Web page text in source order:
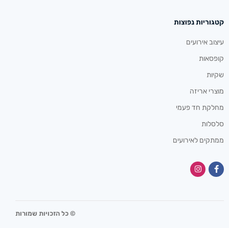
קטגוריות נפוצות
עיצוב אירועים
קופסאות
שקיות
מוצרי אריזה
מחלקת חד פעמי
סלסלות
ממתקים לאירועים
© כל הזכויות שמורות